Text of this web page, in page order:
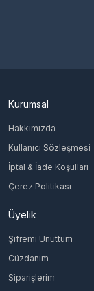
Kurumsal
Hakkımızda
Kullanıcı Sözleşmesi
İptal & İade Koşulları
Çerez Politikası
Üyelik
Şifremi Unuttum
Cüzdanım
Siparişlerim